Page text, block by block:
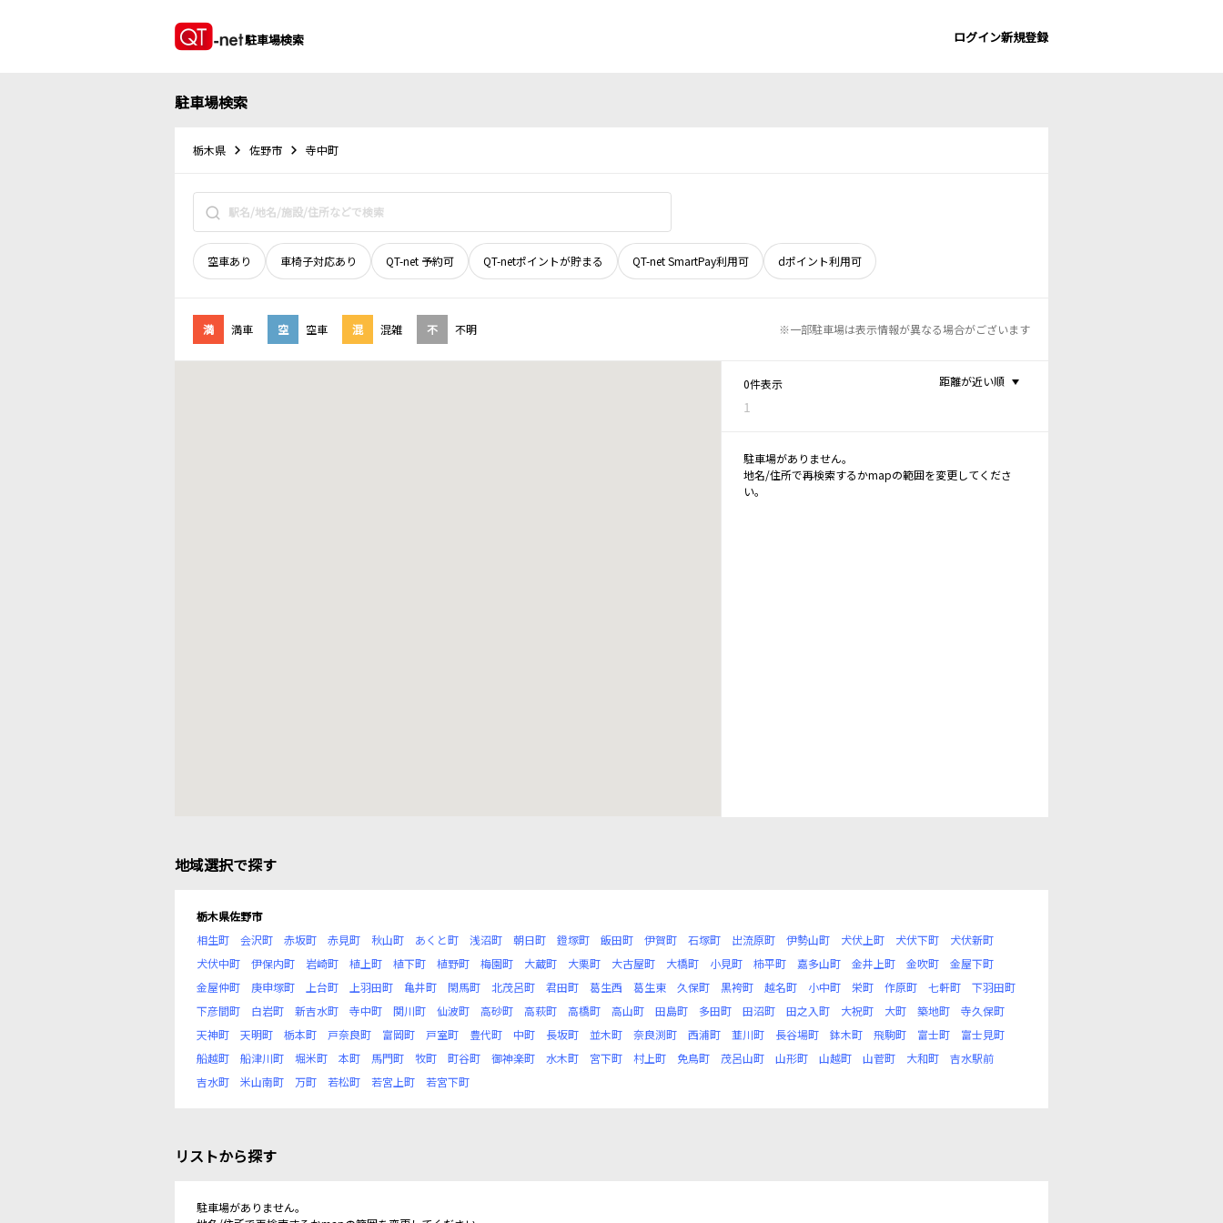
駐車場検索 ログイン新規登録
駐車場検索
栃木県 佐野市 寺中町
空車あり 車椅子対応あり QT-net 予約可 QT-netポイントが貯まる QT-net SmartPay利用可 dポイント利用可
満 満車 空 空車 混 混雑 不 不明 ※一部駐車場は表示情報が異なる場合がございます
0件表示
1
距離が近い順
駐車場がありません。
地名/住所で再検索するかmapの範囲を変更してくださ
い。
地域選択で探す
栃木県佐野市
相生町
会沢町 赤坂町 赤見町 秋山町 あくと町 浅沼町 朝日町 鐙塚町 飯田町 伊賀町 石塚町 出流原町 伊勢山町 犬伏上町 犬伏下町
犬伏新町
犬伏中町
伊保内町 岩崎町 植上町 植下町 植野町 梅園町 大蔵町 大栗町 大古屋町 大橋町 小見町 柿平町 嘉多山町 金井上町 金吹町
金屋下町
金屋仲町
庚申塚町 上台町 上羽田町 亀井町 閑馬町 北茂呂町 君田町 葛生西 葛生東 久保町 黒袴町 越名町 小中町 栄町 作原町 七軒町
下羽田町
下彦間町
白岩町 新吉水町 寺中町 関川町 仙波町 高砂町 高萩町 高橋町 高山町 田島町 多田町 田沼町 田之入町 大祝町 大町 築地町
寺久保町
天神町
天明町 栃本町 戸奈良町 富岡町 戸室町 豊代町 中町 長坂町 並木町 奈良渕町 西浦町 韮川町 長谷場町 鉢木町 飛駒町 富士町
富士見町
船越町
船津川町 堀米町 本町 馬門町 牧町 町谷町 御神楽町 水木町 宮下町 村上町 免鳥町 茂呂山町 山形町 山越町 山菅町 大和町
吉水駅前
吉水町
米山南町 万町 若松町 若宮上町 若宮下町
リストから探す
駐車場がありません。